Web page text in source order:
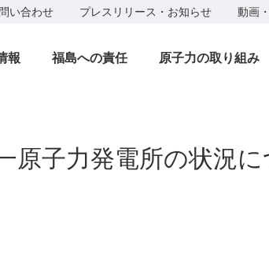
い合わせ プレスリリース・お知らせ 動画
報 福島への責任 原子力の取り組み
原子力発電所の状況に